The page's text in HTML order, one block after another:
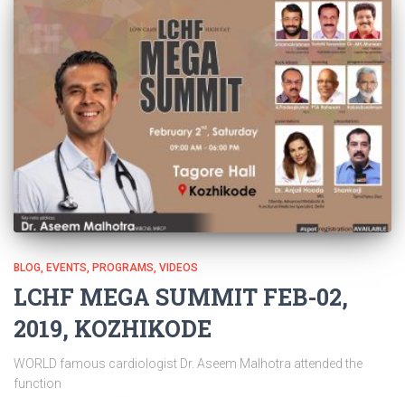
BLOG EVENTS PROGRAMS VIDEOS
LCHF MEGA SUMMIT FEB-02,
2019, KOZHIKODE
WORLD famous cardiologist Dr. Aseem Malhotra attended the
function